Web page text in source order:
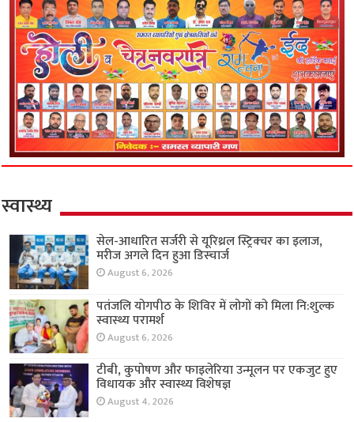
स्वास्थ्य
सेल-आधारित सर्जरी से यूरिथ्रल स्ट्रिक्चर का इलाज,
मरीज अगले दिन हुआ डिस्चार्ज
August 6, 2026
पतंजलि योगपीठ के शिविर में लोगों को मिला नि:शुल्क
स्वास्थ्य परामर्श
August 6, 2026
टीबी, कुपोषण और फाइलेरिया उन्मूलन पर एकजुट हुए
विधायक और स्वास्थ्य विशेषज्ञ
August 4, 2026